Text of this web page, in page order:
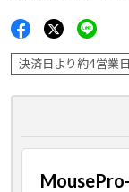
決済日より約4営業